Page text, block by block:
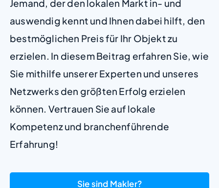
Jemand, der den lokalen Markt in- und
auswendig kennt und Ihnen dabei hilft, den
bestmöglichen Preis für Ihr Objekt zu
erzielen. In diesem Beitrag erfahren Sie, wie
Sie mithilfe unserer Experten und unseres
Netzwerks den größten Erfolg erzielen
können. Vertrauen Sie auf lokale
Kompetenz und branchenführende
Erfahrung!
Sie sind Makler?